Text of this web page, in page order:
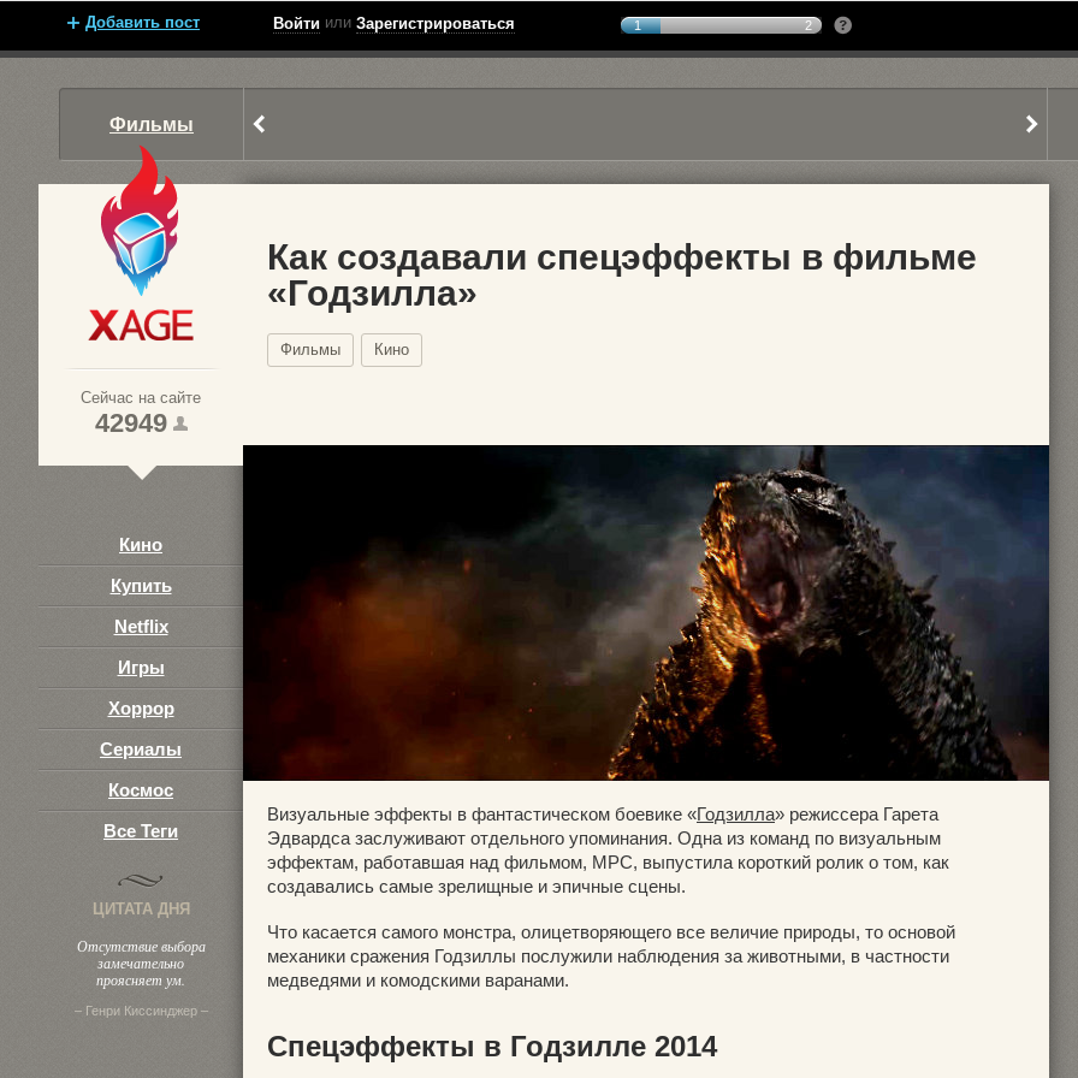
Добавить пост Войти или Зарегистрироваться 1 2
Фильмы
Сейчас на сайте
42949
Кино
Купить
Netflix
Игры
Хоррор
Сериалы
Космос
Все Теги
ЦИТАТА ДНЯ
Отсутствие выбора
замечательно
проясняет ум.
– Генри Киссинджер –
Как создавали спецэффекты в фильме
«Годзилла»
Фильмы Кино
Визуальные эффекты в фантастическом боевике «Годзилла» режиссера Гарета
Эдвардса заслуживают отдельного упоминания. Одна из команд по визуальным
эффектам, работавшая над фильмом, MPC, выпустила короткий ролик о том, как
создавались самые зрелищные и эпичные сцены.
Что касается самого монстра, олицетворяющего все величие природы, то основой
механики сражения Годзиллы послужили наблюдения за животными, в частности
медведями и комодскими варанами.
Спецэффекты в Годзилле 2014